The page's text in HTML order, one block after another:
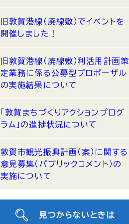
旧敦賀港線（廃線敷）でイベントを
開催しました！
旧敦賀港線（廃線敷）利活用計画策
定業務に係る公募型プロポーザル
の実施結果について
「敦賀まちづくりアクションプログ
ラム」の進捗状況について
敦賀市観光振興計画（案）に関する
意見募集（パブリックコメント）の
実施について
見つからないときは